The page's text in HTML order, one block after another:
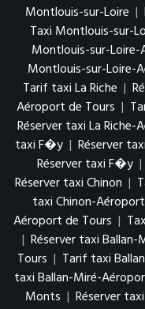
Montlouis-sur-Loire |
Taxi Montlouis-sur-
Montlouis-sur-
Montlouis-sur-Loire-
Tarif taxi La Riche |
Aéroport de Tours |
Réserver taxi La
taxi F�y | Réserver
Réserver taxi F�y |
Réserver taxi Chinon |
taxi Chinon-
Aéroport de Tours |
| Réserver taxi Ballan-
Tours | Tarif taxi
taxi Ballan-Miré-
Monts | Réserver